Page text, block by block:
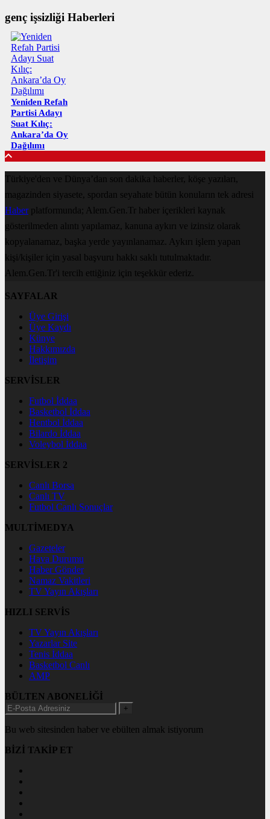
genç işsizliği Haberleri
Yeniden Refah
Partisi Adayı
Suat Kılıç:
Ankara’da Oy
Dağılımı
Türkiye'den ve Dünya’dan son dakika haberler, köşe yazıları,
magazinden siyasete, spordan seyahate bütün konuların tek adresi
Haberplatformunda; Alem.Gen.Tr haber içerikleri kaynak
gösterilmeden alıntı yapılamaz, kanuna aykırı ve izinsiz olarak
kopyalanamaz, başka yerde yayınlanamaz. Aykırı işlem yapan
kişi/kişiler için yasal başvuru hakkı saklı tutulmaktadır.
Alem.Gen.Tr'i tercih ettiğiniz için teşekkür ederiz.
SAYFALAR
Üye Girişi
Üye Kaydı
Künye
Hakkımızda
İletişim
SERVİSLER
Futbol İddaa
Basketbol İddaa
Hentbol İddaa
Bilardo İddaa
Voleybol İddaa
SERVİSLER 2
Canlı Borsa
Canlı TV
Futbol Canlı Sonuçlar
MULTİMEDYA
Gazeteler
Hava Durumu
Haber Gönder
Namaz Vakitleri
TV Yayın Akışları
HIZLI SERVİS
TV Yayın Akışları
Yazarlar Site
Tenis İddaa
Basketbol Canlı
AMP
BÜLTEN ABONELİĞİ
+
Bu web sitesinden haber ve ebülten almak istiyorum
BİZİ TAKİP ET